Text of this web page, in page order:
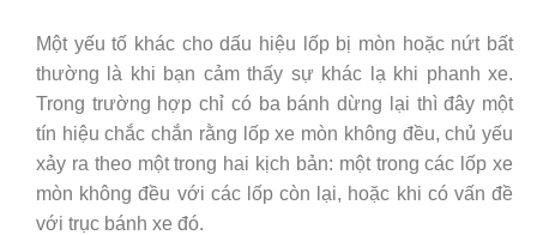
Một yếu tố khác cho dấu hiệu lốp bị mòn hoặc nứt bất
thường là khi bạn cảm thấy sự khác lạ khi phanh xe.
Trong trường hợp chỉ có ba bánh dừng lại thì đây một
tín hiệu chắc chắn rằng lốp xe mòn không đều, chủ yếu
xảy ra theo một trong hai kịch bản: một trong các lốp xe
mòn không đều với các lốp còn lại, hoặc khi có vấn đề
với trục bánh xe đó.